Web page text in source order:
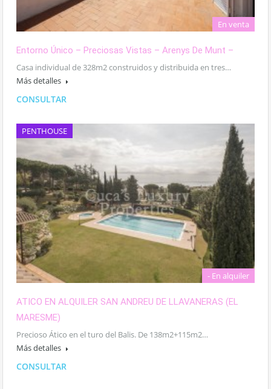
En venta
Entorno Único – Preciosas Vistas – Arenys De Munt –
Casa individual de 328m2 construidos y distribuida en tres…
Más detalles
CONSULTAR
PENTHOUSE
- En alquiler
ATICO EN ALQUILER SAN ANDREU DE LLAVANERAS (EL
MARESME)
Precioso Ático en el turo del Balis. De 138m2+115m2…
Más detalles
CONSULTAR